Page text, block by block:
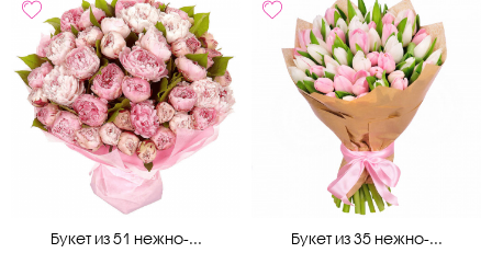
Букет из 51 нежно-...
Букет из 35 нежно-...